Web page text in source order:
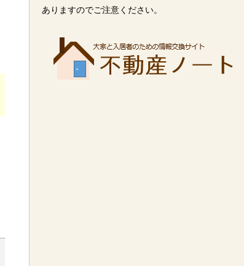
ありますのでご注意ください。